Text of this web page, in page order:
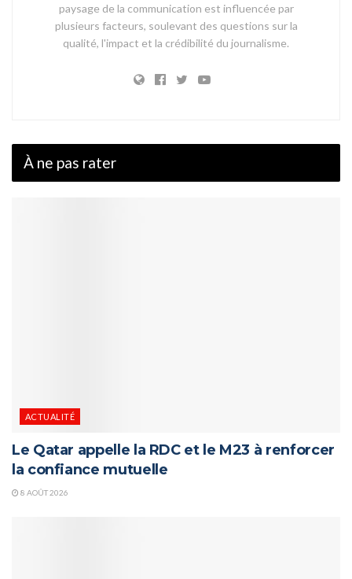
paysage de la communication est influencée par
plusieurs facteurs, soulevant des questions sur la
qualité, l'impact et la crédibilité du journalisme.
À ne pas rater
ACTUALITÉ
Le Qatar appelle la RDC et le M23 à renforcer
la confiance mutuelle
8 AOÛT 2026